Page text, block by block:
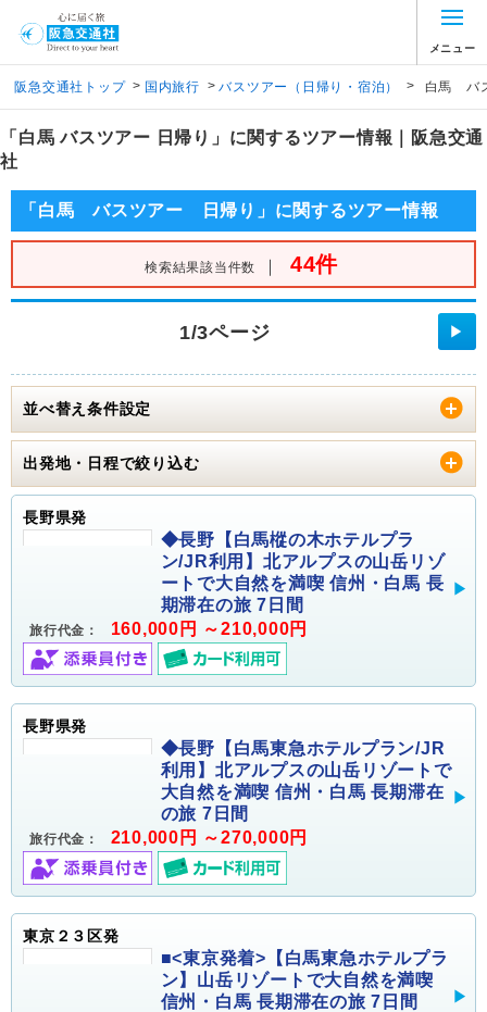
メニュー
阪急交通社トップ > 国内旅行 > バスツアー（日帰り・宿泊） > 白馬 バ
「白馬 バスツアー 日帰り」に関するツアー情報｜阪急交通
社
「白馬 バスツアー 日帰り」に関するツアー情報
検索結果該当件数 ｜ 44件
1/3ページ ▶
並べ替え条件設定
出発地・日程で絞り込む
長野県発
◆長野【白馬樅の木ホテルプラ
ン/JR利用】北アルプスの山岳リゾ
ートで大自然を満喫 信州・白馬 長
期滞在の旅 7日間
旅行代金： 160,000円 ～210,000円
長野県発
◆長野【白馬東急ホテルプラン/JR
利用】北アルプスの山岳リゾートで
大自然を満喫 信州・白馬 長期滞在
の旅 7日間
旅行代金： 210,000円 ～270,000円
東京２３区発
■<東京発着>【白馬東急ホテルプラ
ン】山岳リゾートで大自然を満喫
信州・白馬 長期滞在の旅 7日間